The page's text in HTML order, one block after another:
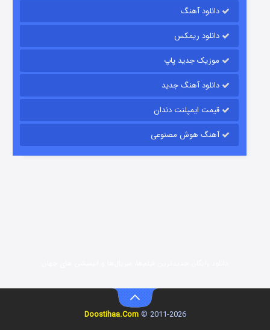
قسمت
شوگر فصل ۲
خاندان اژدها فصل ۳
6 (زیرنویس)
دانلود آهنگ
دانلود ریمکس
موزیک جدید پاپ
دانلود آهنگ جدید
قیمت ایمپلنت دندان
آهنگ هوش مصنوعی
2011-2026 ©
Doostihaa.Com